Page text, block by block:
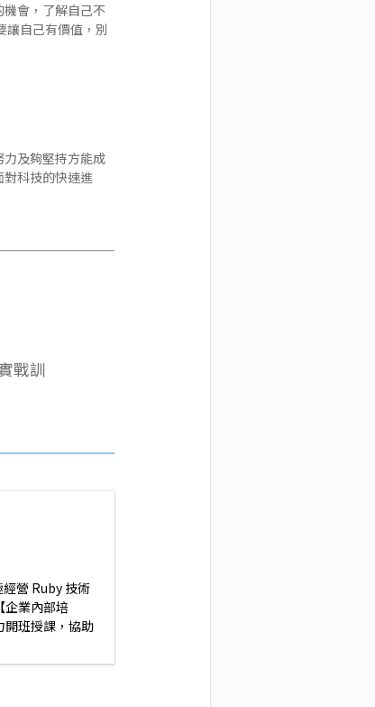
會，了解自己不
讓自己有價值，別
及夠堅持方能成
科技的快速進
戰訓
營 Ruby 技術
企業內部培
開班授課，協助